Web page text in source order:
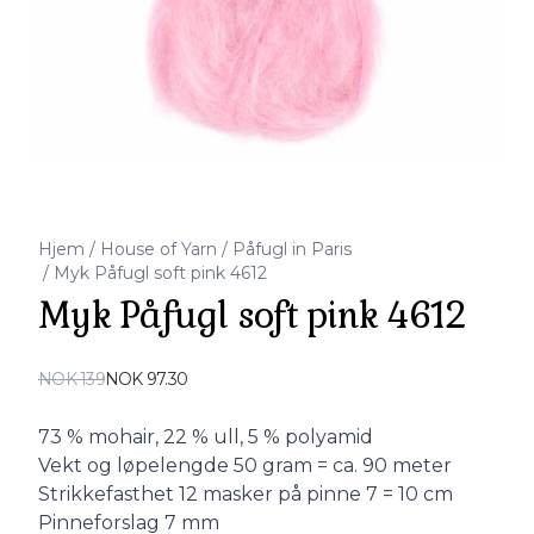
Hjem / House of Yarn / Påfugl in Paris
/ Myk Påfugl soft pink 4612
Myk Påfugl soft pink 4612
NOK 139NOK 97.30
Description
73 % mohair, 22 % ull, 5 % polyamid
Vekt og løpelengde 50 gram = ca. 90 meter
Strikkefasthet 12 masker på pinne 7 = 10 cm
Pinneforslag 7 mm